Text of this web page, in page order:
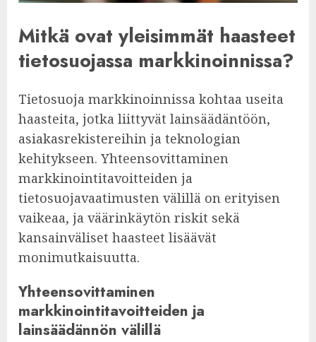
Mitkä ovat yleisimmät haasteet
tietosuojassa markkinoinnissa?
Tietosuoja markkinoinnissa kohtaa useita
haasteita, jotka liittyvät lainsäädäntöön,
asiakasrekistereihin ja teknologian
kehitykseen. Yhteensovittaminen
markkinointitavoitteiden ja
tietosuojavaatimusten välillä on erityisen
vaikeaa, ja väärinkäytön riskit sekä
kansainväliset haasteet lisäävät
monimutkaisuutta.
Yhteensovittaminen
markkinointitavoitteiden ja
lainsäädännön välillä